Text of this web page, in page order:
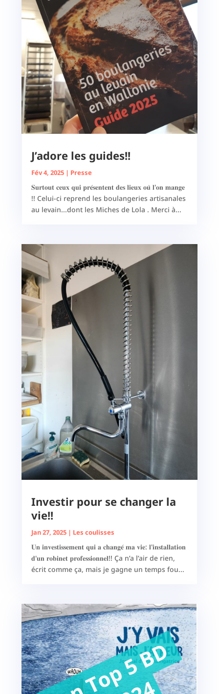
J’adore les guides!!
Fév 4, 2025| Presse
𝐒𝐮𝐫𝐭𝐨𝐮𝐭 𝐜𝐞𝐮𝐱 𝐪𝐮𝐢 𝐩𝐫𝐞́𝐬𝐞𝐧𝐭𝐞𝐧𝐭 𝐝𝐞𝐬 𝐥𝐢𝐞𝐮𝐱 𝐨𝐮̀ 𝐥'𝐨𝐧 𝐦𝐚𝐧𝐠𝐞
!! Celui-ci reprend les boulangeries artisanales
au levain...dont les Miches de Lola . Merci à...
Investir pour se changer la
vie!!
Jan 27, 2025| Les coulisses
𝐔𝐧 𝐢𝐧𝐯𝐞𝐬𝐭𝐢𝐬𝐬𝐞𝐦𝐞𝐧𝐭 𝐪𝐮𝐢 𝐚 𝐜𝐡𝐚𝐧𝐠𝐞́ 𝐦𝐚 𝐯𝐢𝐞: 𝐥'𝐢𝐧𝐬𝐭𝐚𝐥𝐥𝐚𝐭𝐢𝐨𝐧
𝐝'𝐮𝐧 𝐫𝐨𝐛𝐢𝐧𝐞𝐭 𝐩𝐫𝐨𝐟𝐞𝐬𝐬𝐢𝐨𝐧𝐧𝐞𝐥!! Ça n’a l’air de rien,
écrit comme ça, mais je gagne un temps fou...